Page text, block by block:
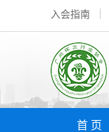
入会指南
首 页